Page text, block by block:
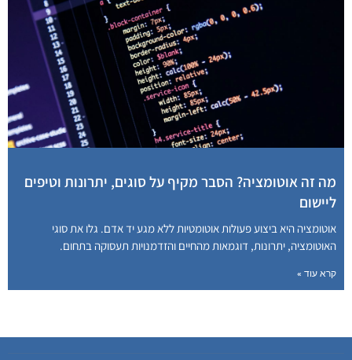
מה זה אוטומציה? הסבר מקיף על סוגים, יתרונות וטיפים
ליישום
אוטומציה היא ביצוע פעולות אוטומטיות ללא מגע יד אדם. גלו את סוגי
האוטומציה, יתרונות, דוגמאות מהחיים והזדמנויות תעסוקה בתחום.
קרא עוד »